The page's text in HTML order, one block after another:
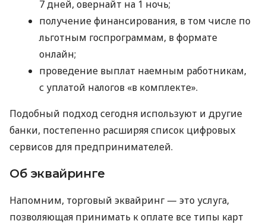
7 дней, овернайт на 1 ночь;
получение финансирования, в том числе по
льготным госпрограммам, в формате
онлайн;
проведение выплат наемным работникам,
с уплатой налогов «в комплекте».
Подобный подход сегодня используют и другие
банки, постепенно расширяя список цифровых
сервисов для предпринимателей.
Об эквайринге
Напомним, торговый эквайринг — это услуга,
позволяющая принимать к оплате все типы карт